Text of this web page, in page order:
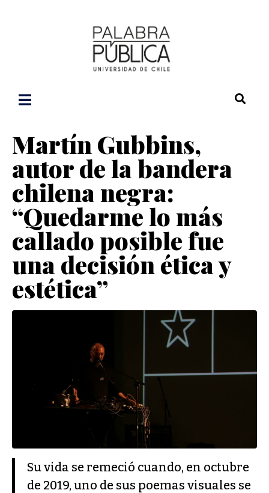
Martín Gubbins,
autor de la bandera
chilena negra:
“Quedarme lo más
callado posible fue
una decisión ética y
estética”
Su vida se remeció cuando, en octubre
de 2019, uno de sus poemas visuales se